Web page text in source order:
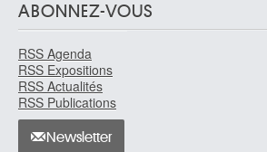
ABONNEZ-VOUS
RSS Agenda
RSS Expositions
RSS Actualités
RSS Publications
Newsletter